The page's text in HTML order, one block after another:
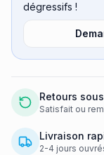
dégressifs !
Retours
Satisfait ou
Livraison
2-4 jours